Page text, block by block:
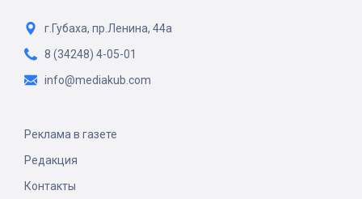
г.Губаха, пр.Ленина, 44а
8 (34248) 4-05-01
info@mediakub.com
Реклама в газете
Редакция
Контакты